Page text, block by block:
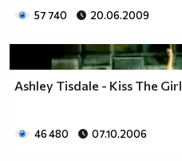
57 740 20.06.2009
Ashley Tisdale - Kiss The Girl
46 480 07.10.2006